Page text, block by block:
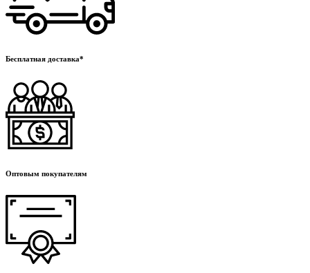
Бесплатная доставка*
Оптовым покупателям